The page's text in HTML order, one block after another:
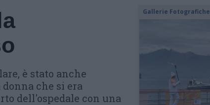
è stato anche
che si era
dell'ospedale con una
Gallerie Fotografiche